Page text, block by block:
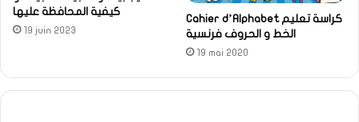
كيفية المحافظة عليها
19 juin 2023
Cahier d’Alphabet كراسة تعليم
الخط و الحروف فرنسية
19 mai 2020